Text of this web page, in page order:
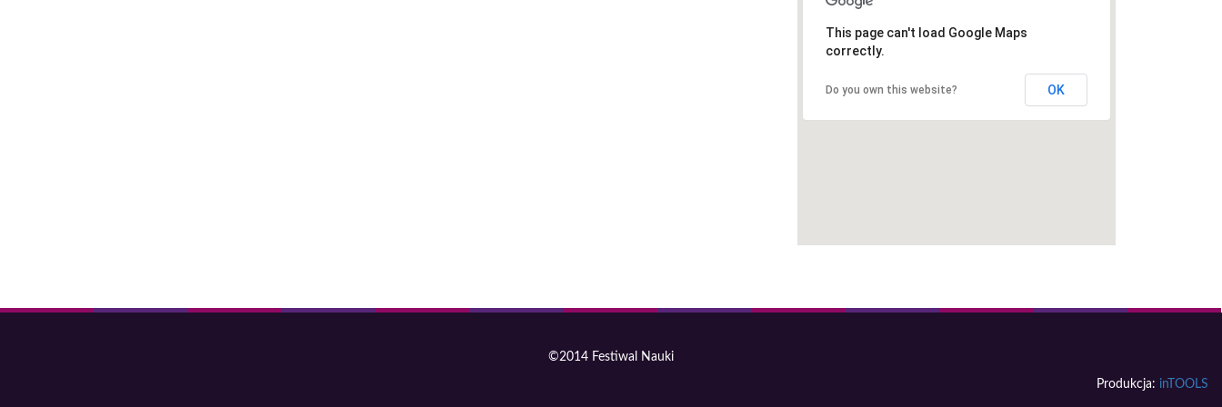
This page can't load Google Maps
correctly.
Do you own this website? OK
©2014 Festiwal Nauki
Produkcja: inTOOLS